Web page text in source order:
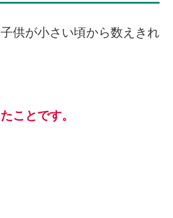
供が小さい頃から数えきれ
ことです。